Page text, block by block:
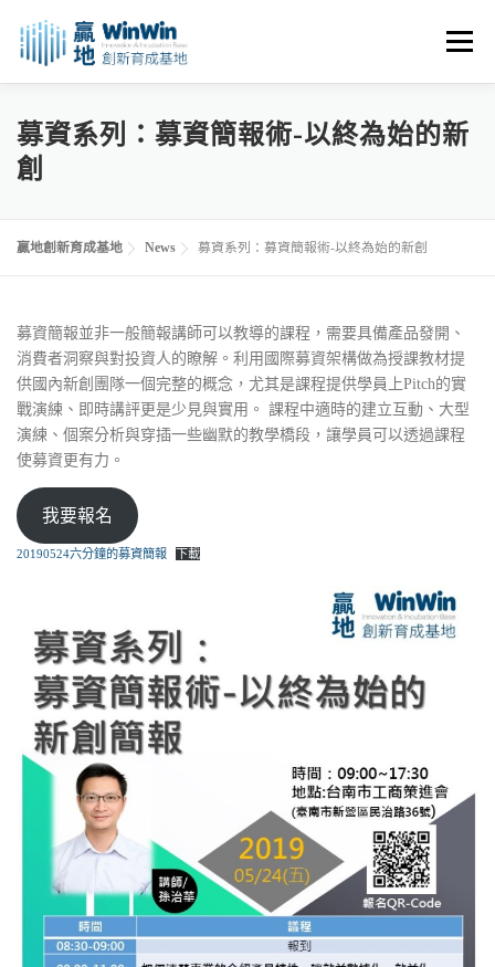
要
選單
關於我們 最新消息 創業資源 創業諮詢
募資系列：募資簡報術-以終為始的新
創
贏地創新育成基地 News 募資系列：募資簡報術-以終為始的新創
募資簡報並非一般簡報講師可以教導的課程，需要具備產品發開、
消費者洞察與對投資人的瞭解。利用國際募資架構做為授課教材提
供國內新創團隊一個完整的概念，尤其是課程提供學員上Pitch的實
戰演練、即時講評更是少見與實用。 課程中適時的建立互動、大型
演練、個案分析與穿插一些幽默的教學橋段，讓學員可以透過課程
使募資更有力。
我要報名
20190524六分鐘的募資簡報 下載